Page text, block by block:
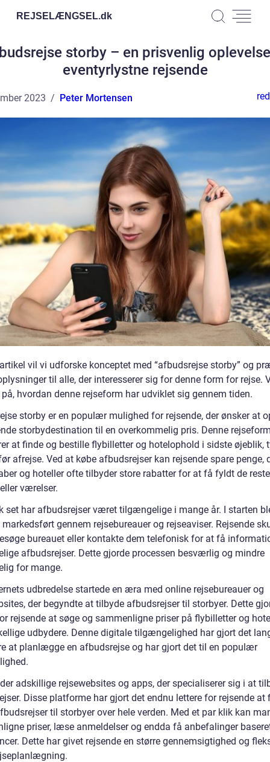
REJSELÆNGSEL.dk
storby – en prisvenlig
eventyrlystne rejsende
2023 Peter Mortensen
vil vi udforske konceptet med “afbudsrejse storby” og
til alle, der interesserer sig for denne form for rejse.
hvordan denne rejseform har udviklet sig gennem tiden.
storby er en populær mulighed for rejsende, der ønsker at
storbydestination til en overkommelig pris. Denne
at finde og bestille flybilletter og hotelophold i sidste øjeblik,
afrejse. Ved at købe afbudsrejser kan rejsende spare penge,
og hoteller ofte tilbyder store rabatter for at få fyldt de
værelser.
set har afbudsrejser været tilgængelige i mange år. I starten
gennem rejsebureauer og rejseaviser. Rejsende
bureauet eller kontakte dem telefonisk for at få
afbudsrejser. Dette gjorde processen besværlig og mindre
for mange.
udbredelse startede en æra med online rejsebureauer og
der begyndte at tilbyde afbudsrejser til storbyer. Dette
rejsende at søge og sammenligne priser på flybilletter og
udbydere. Denne digitale tilgængelighed har gjort det
at planlægge en afbudsrejse og har gjort det til en populær
adskillige rejsewebsites og apps, der specialiserer sig i at
Disse platforme har gjort det endnu lettere for rejsende at
til storbyer over hele verden. Med et par klik kan
priser, læse anmeldelser og endda få anbefalinger
Dette har givet rejsende en større gennemsigtighed og